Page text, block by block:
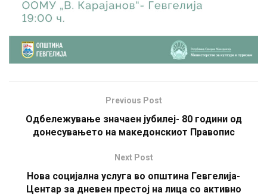
Previous Post
Одбележување значаен јубилеј- 80 години од
донесувањето на македонскиот Правопис
Next Post
Нова социјална услуга во општина Гевгелија-
Центар за дневен престој на лица со активно